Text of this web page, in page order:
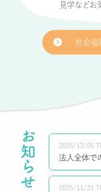
見学などお
社会福
お知らせ 2025/12/05
法人全体で
2025/11/21